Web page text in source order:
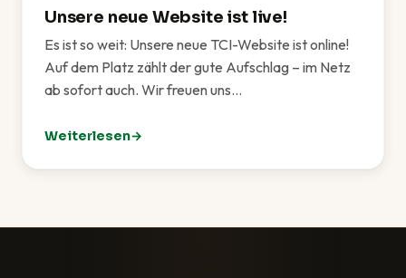
Unsere neue Website ist live!
Es ist so weit: Unsere neue TCI-Website ist online!
Auf dem Platz zählt der gute Aufschlag – im Netz
ab sofort auch. Wir freuen uns…
Weiterlesen
: Unsere neue Website ist live!